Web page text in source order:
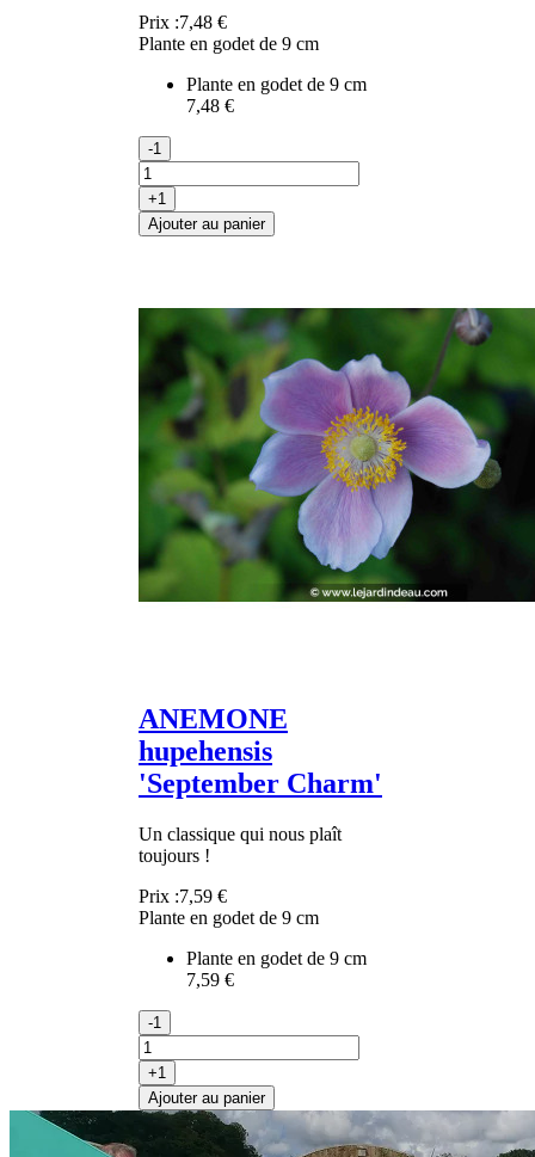
Prix :7,48 €
Plante en godet de 9 cm
Plante en godet de 9 cm
7,48 €
-1
+1
Ajouter au panier
ANEMONE
hupehensis
'September Charm'
Un classique qui nous plaît
toujours !
Prix :7,59 €
Plante en godet de 9 cm
Plante en godet de 9 cm
7,59 €
-1
+1
Ajouter au panier